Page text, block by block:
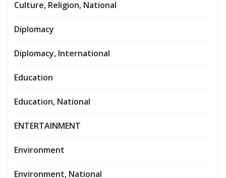
Culture, Religion, National
Diplomacy
Diplomacy, International
Education
Education, National
ENTERTAINMENT
Environment
Environment, National